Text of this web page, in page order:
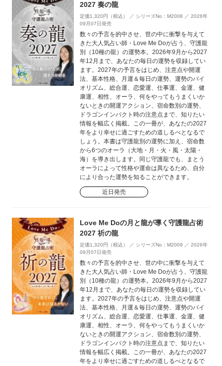
2027 奏の龍
定価1,320円（税込） ／ シリーズNo：M2008 ／ 2026年
09月07日発売
数々の予言を的中させ、世の中に衝撃を与えて
きた大人気占い師・Love Me Doが占う、守護龍
別（10種の龍）の運勢本。2026年9月から2027
年12月まで、あなたの毎日の運勢を収録してい
ます。2027年の予言をはじめ、注意点や開運
法、基本性格、月運＆毎日の運勢、運勢のバイ
オリズム、総合運、恋愛運、仕事運、金運、健
康運、相性、オーラ、何をやってもうまくいか
ないときの開運アクション、宿命数別の運勢、
ドラゴンインパクト時の注意点まで、知りたい
情報を幅広く掲載。この一冊が、あなたの2027
年をより幸せに過ごすための道しるべとなるで
しょう。本書は守護龍別の運勢に加え、宿命数
から6つのオーラ（大地・月・火・風・太陽・
海）を導き出します。同じ守護龍でも、まとう
オーラによって性格や運命は異なるため、自分
により合った運勢を知ることができます。
近日発売
Love Me Doの月と龍が導く守護龍占術
2027 祈の龍
定価1,320円（税込） ／ シリーズNo：M2009 ／ 2026年
09月07日発売
数々の予言を的中させ、世の中に衝撃を与えて
きた大人気占い師・Love Me Doが占う、守護龍
別（10種の龍）の運勢本。2026年9月から2027
年12月まで、あなたの毎日の運勢を収録してい
ます。2027年の予言をはじめ、注意点や開運
法、基本性格、月運＆毎日の運勢、運勢のバイ
オリズム、総合運、恋愛運、仕事運、金運、健
康運、相性、オーラ、何をやってもうまくいか
ないときの開運アクション、宿命数別の運勢、
ドラゴンインパクト時の注意点まで、知りたい
情報を幅広く掲載。この一冊が、あなたの2027
年をより幸せに過ごすための道しるべとなるで